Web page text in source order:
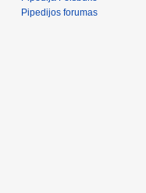
Pipedijos forumas